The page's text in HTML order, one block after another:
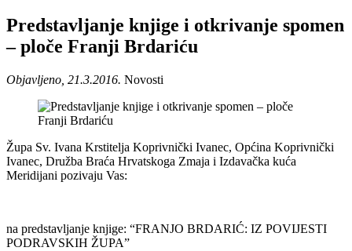
Predstavljanje knjige i otkrivanje spomen
– ploče Franji Brdariću
Objavljeno, 21.3.2016. Novosti
Župa Sv. Ivana Krstitelja Koprivnički Ivanec, Općina Koprivnički
Ivanec, Družba Braća Hrvatskoga Zmaja i Izdavačka kuća
Meridijani pozivaju Vas:
na predstavljanje knjige: “FRANJO BRDARIĆ: IZ POVIJESTI
PODRAVSKIH ŽUPA”